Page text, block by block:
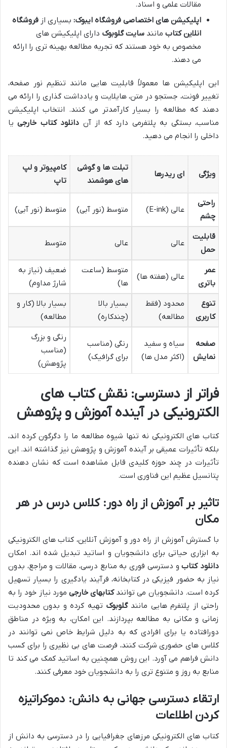
مقالات علمی و اسناد.
اپلیکیشن های اختصاصی فروشگاه ایبوک: بسیاری از فروشگاه
انلاین کتاب مانند سایت گلوبوک دارای اپلیکیشن های
مخصوص به خود هستند که تجربه مطالعه بهینه تری را ارائه
می دهند.
این اپلیکیشن ها معمولاً قابلیت هایی مانند تنظیم نور صفحه،
تغییر فونت، جستجو در متن، هایلایت و یادداشت گذاری را ارائه می
دهند که مطالعه را بسیار کارآمدتر می کنند. انتخاب اپلیکیشن
مناسب، بستگی به پلتفرمی دارد که از آن دانلود کتاب خارجییا
داخلی را انجام می دهید.
ویژگی ای ریدرها
تبلت ها و گوشی
های هوشمند
کامپیوتر و لپ
تاپ
راحتی
چشم
عالی (E-ink) متوسط (نور آبی) متوسط (نور آبی)
قابلیت
حمل
عالی عالی متوسط
عمر
باتری
عالی (هفته ها)
متوسط (ساعت
ها)
ضعیف (نیاز به
شارژ مداوم)
تنوع
کاربری
محدود (فقط
مطالعه)
بسیار بالا
(چندکاره)
بسیار بالا (کار و
مطالعه)
صفحه
نمایش
سیاه و سفید
(اکثر مدل ها)
رنگی (مناسب
برای گرافیک)
رنگی و بزرگ
(مناسب
پژوهش)
فراتر از دسترسی: نقش کتاب های
الکترونیکی در آینده آموزش و پژوهش
کتاب های الکترونیکی نه تنها شیوه مطالعه ما را دگرگون کرده اند،
بلکه تأثیرات عمیقی بر آینده آموزش و پژوهش نیز گذاشته اند. این
تأثیرات در چند حوزه کلیدی قابل مشاهده است که نشان دهنده
پتانسیل عظیم این فناوری است.
تاثیر بر آموزش از راه دور: کلاس درس در هر
مکان
با گسترش آموزش از راه دور و آموزش آنلاین، کتاب های الکترونیکی
به ابزاری حیاتی برای دانشجویان و اساتید تبدیل شده اند. امکان
دانلود کتابو دسترسی فوری به منابع درسی، مقالات و مراجع، بدون
نیاز به حضور فیزیکی در کتابخانه، فرآیند یادگیری را بسیار تسهیل
کرده است. دانشجویان می توانندکتابهای خارجی مورد نیاز خود را به
راحتی از پلتفرم هایی مانندگلوبوک تهیه کرده و بدون محدودیت
زمانی و مکانی به مطالعه بپردازند. این امکان، به ویژه در مناطق
دورافتاده یا برای افرادی که به دلیل شرایط خاص نمی توانند در
کلاس های حضوری شرکت کنند، فرصت های بی نظیری را برای کسب
دانش فراهم می آورد. این روش همچنین به اساتید کمک می کند تا
منابع به روز و متنوع تری را به دانشجویان خود معرفی کنند.
ارتقاء دسترسی جهانی به دانش: دموکراتیزه
کردن اطلاعات
کتاب های الکترونیکی مرزهای جغرافیایی را در دسترسی به دانش از